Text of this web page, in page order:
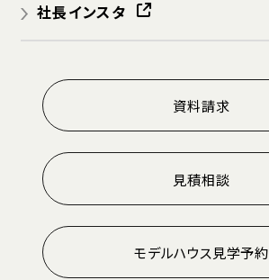
アクセス
採用情報
個人情報保護方針
免責事項
社長インスタ
資料請求
見積相談
モデルハウス見学予約